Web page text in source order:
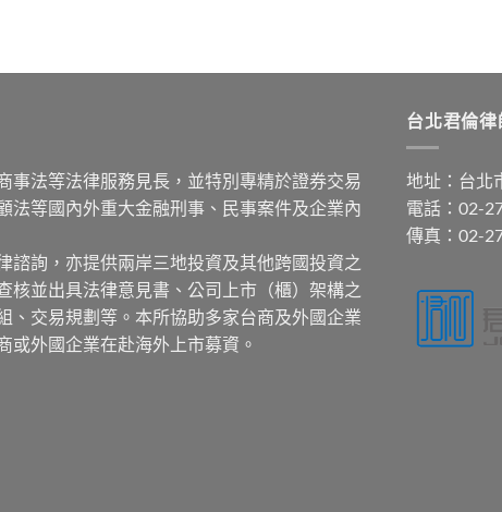
事法等法律服務見長，並特別專精於證券交易
法等國內外重大金融刑事、民事案件及企業內
諮詢，亦提供兩岸三地投資及其他跨國投資之
核並出具法律意見書、公司上市（櫃）架構之
、交易規劃等。本所協助多家台商及外國企業
或外國企業在赴海外上市募資。
台北君倫
地址：台北
電話：02-
傳真：02-